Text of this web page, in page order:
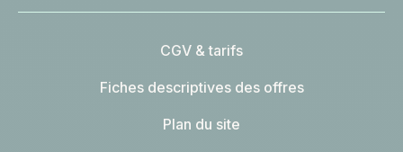
CGV & tarifs
Fiches descriptives des offres
Plan du site